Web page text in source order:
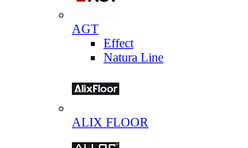
AGT
Effect
Natura Line
ALIX FLOOR